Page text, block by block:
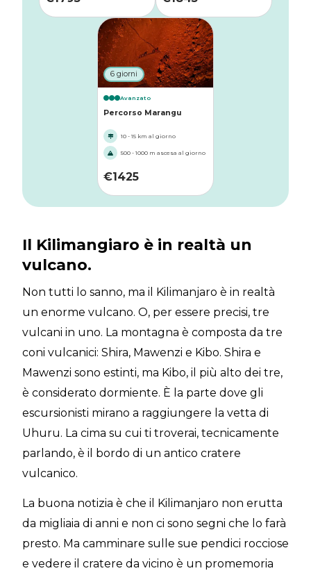
6 giorni
Avanzato
Percorso Marangu
10 - 15 km al giorno
500 - 1000 m ascesa al giorno
€1425
Il Kilimangiaro è in realtà un
vulcano.
Non tutti lo sanno, ma il Kilimanjaro è in realtà
un enorme vulcano. O, per essere precisi, tre
vulcani in uno. La montagna è composta da tre
coni vulcanici: Shira, Mawenzi e Kibo. Shira e
Mawenzi sono estinti, ma Kibo, il più alto dei tre,
è considerato dormiente. È la parte dove gli
escursionisti mirano a raggiungere la vetta di
Uhuru. La cima su cui ti troverai, tecnicamente
parlando, è il bordo di un antico cratere
vulcanico.
La buona notizia è che il Kilimanjaro non erutta
da migliaia di anni e non ci sono segni che lo farà
presto. Ma camminare sulle sue pendici rocciose
e vedere il cratere da vicino è un promemoria